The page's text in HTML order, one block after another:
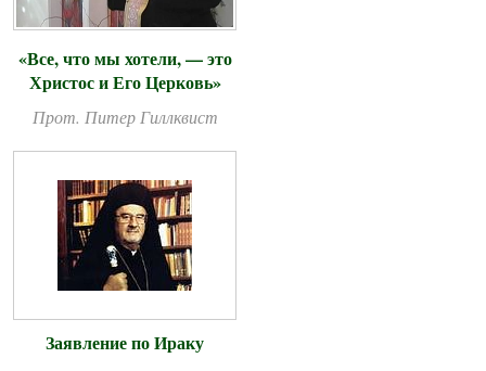
«Все, что мы хотели, — это
Христос и Его Церковь»
Прот. Питер Гиллквист
Заявление по Ираку